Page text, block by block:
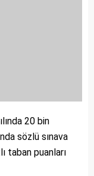
20 bin
sözlü sınava
taban puanları